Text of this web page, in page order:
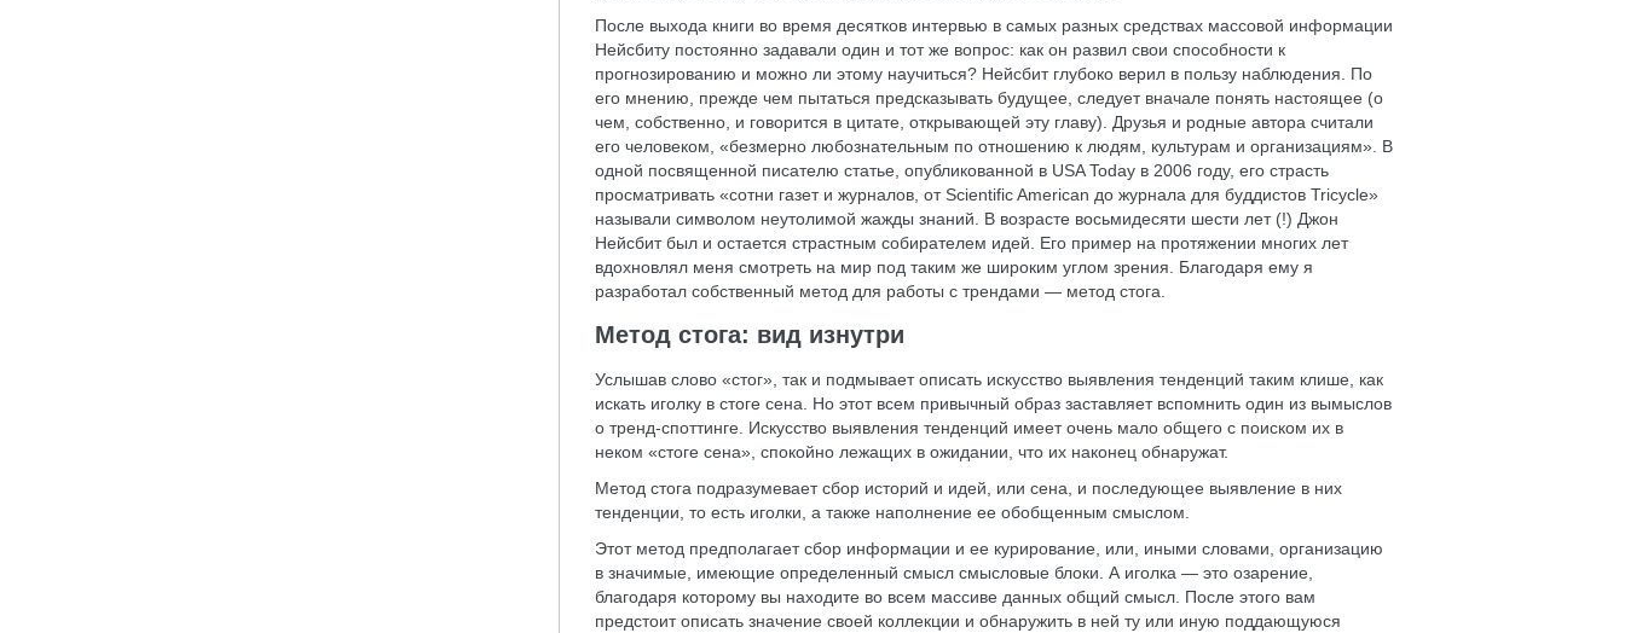
После выхода книги во время десятков интервью в самых разных средствах массовой информации
Нейсбиту постоянно задавали один и тот же вопрос: как он развил свои способности к
прогнозированию и можно ли этому научиться? Нейсбит глубоко верил в пользу наблюдения. По
его мнению, прежде чем пытаться предсказывать будущее, следует вначале понять настоящее (о
чем, собственно, и говорится в цитате, открывающей эту главу). Друзья и родные автора считали
его человеком, «безмерно любознательным по отношению к людям, культурам и организациям». В
одной посвященной писателю статье, опубликованной в USA Today в 2006 году, его страсть
просматривать «сотни газет и журналов, от Scientific American до журнала для буддистов Tricycle»
называли символом неутолимой жажды знаний. В возрасте восьмидесяти шести лет (!) Джон
Нейсбит был и остается страстным собирателем идей. Его пример на протяжении многих лет
вдохновлял меня смотреть на мир под таким же широким углом зрения. Благодаря ему я
разработал собственный метод для работы с трендами — метод стога.
Метод стога: вид изнутри
Услышав слово «стог», так и подмывает описать искусство выявления тенденций таким клише, как
искать иголку в стоге сена. Но этот всем привычный образ заставляет вспомнить один из вымыслов
о тренд-споттинге. Искусство выявления тенденций имеет очень мало общего с поиском их в
неком «стоге сена», спокойно лежащих в ожидании, что их наконец обнаружат.
Метод стога подразумевает сбор историй и идей, или сена, и последующее выявление в них
тенденции, то есть иголки, а также наполнение ее обобщенным смыслом.
Этот метод предполагает сбор информации и ее курирование, или, иными словами, организацию
в значимые, имеющие определенный смысл смысловые блоки. А иголка — это озарение,
благодаря которому вы находите во всем массиве данных общий смысл. После этого вам
предстоит описать значение своей коллекции и обнаружить в ней ту или иную поддающуюся